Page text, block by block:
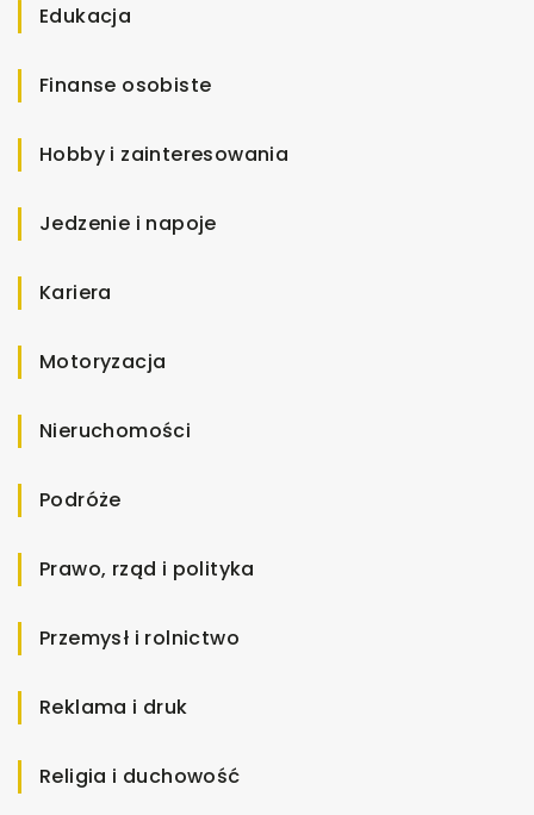
Edukacja
Finanse osobiste
Hobby i zainteresowania
Jedzenie i napoje
Kariera
Motoryzacja
Nieruchomości
Podróże
Prawo, rząd i polityka
Przemysł i rolnictwo
Reklama i druk
Religia i duchowość